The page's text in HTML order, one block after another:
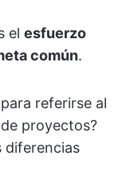
el esfuerzo
común.
referirse al
proyectos?
diferencias